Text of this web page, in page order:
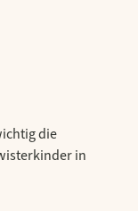
die
in